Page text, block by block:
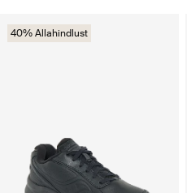
40% Allahindlust